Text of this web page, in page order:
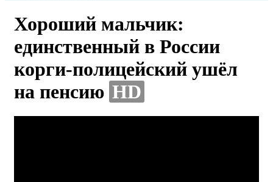
Хороший мальчик:
единственный в России
корги-полицейский ушёл
на пенсию HD